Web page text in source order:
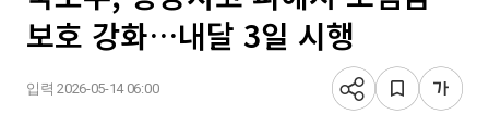
보호 강화…내달 3일 시행
입력 2026-05-14 06:00